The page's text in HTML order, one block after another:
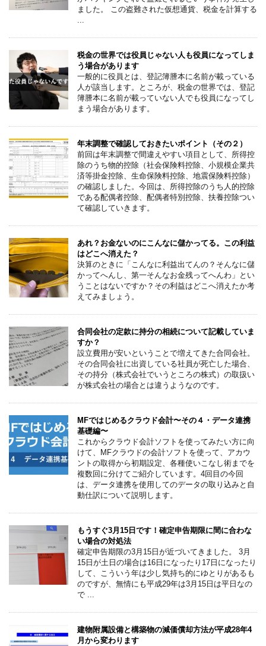
ました。 この盗難された仮想通貨、税金を計算する
...
税金の世界では役員じゃない人も役員になってしま
う場合があります
一般的に役員とは、登記簿謄本に名前が載っている
人が該当します。ところが、税金の世界では、登記
簿謄本に名前が載っていない人でも役員になってし
まう場合があります。
年末調整で確認しておきたいポイント（その２）
前回は年末調整で間違えやすい項目として、所得控
除のうち物的控除（社会保険料控除、小規模企業共
済等掛金控除、生命保険料控除、地震保険料控除）
の確認しました。今回は、所得控除のうち人的控除
である配偶者控除、配偶者特別控除、扶養控除つい
て確認していきます。
あれ？お金ないのにこんなに儲かってる。この利益
はどこへ消えた？
決算のときに「こんなに利益出てんの？そんなに儲
かってへんし、第一そんなお金残ってへんわ」とい
うことはないですか？その利益はどこへ消えたか考
えてみましょう。
合同会社の定款に持分の相続について記載していま
すか？
設立費用が安いということで増えてきた合同会社。
その合同会社に出資している社員が死亡した場合、
その持分（株式会社でいうところの株式）の取扱い
が株式会社の場合とは違うようなのです。
MFではじめるクラウド会計〜その４・データ連携
基礎編〜
これからクラウド会計ソフトを使ってみたい方に向
けて、MFクラウドの会計ソフトを使って、アカウ
ントの取得から初期設定、各種使いこなし術までを
複数回に分けてご紹介しています。4回目の今回
は、データ連携を使用してのデータの取り込みと自
動仕訳について説明します。
もうすぐ3月15日です！確定申告期限に間に合わな
い場合の対処法
確定申告期限の3月15日が近づいてきました。 3月
15日が土日の場合は16日になったり17日になったり
して、こういう年は少し気持ち的にゆとりがあるも
のですが、無情にも平成29年は3月15日は平日なの
で ...
建物附属設備と構築物の減価償却方法が平成28年4
月から変わります